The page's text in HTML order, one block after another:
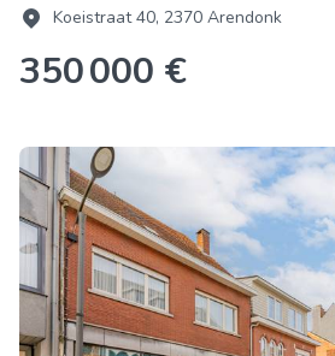
Koeistraat 40, 2370 Arendonk
350 000 €